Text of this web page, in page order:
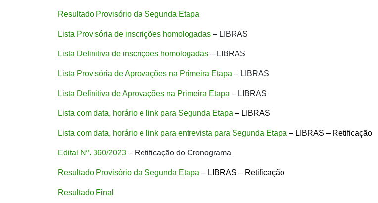
Resultado Provisório da Segunda Etapa
Lista Provisória de inscrições homologadas – LIBRAS
Lista Definitiva de inscrições homologadas – LIBRAS
Lista Provisória de Aprovações na Primeira Etapa – LIBRAS
Lista Definitiva de Aprovações na Primeira Etapa – LIBRAS
Lista com data, horário e link para Segunda Etapa – LIBRAS
Lista com data, horário e link para entrevista para Segunda Etapa – LIBRAS – Retificação
Edital Nº. 360/2023 – Retificação do Cronograma
Resultado Provisório da Segunda Etapa – LIBRAS – Retificação
Resultado Final